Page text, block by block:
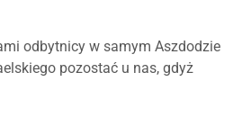
odbytnicy w samym Aszdodzie
pozostać u nas, gdyż